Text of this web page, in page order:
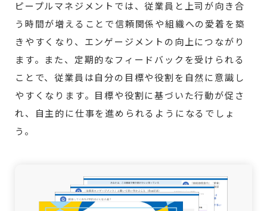
ピープルマネジメントでは、従業員と上司が向き合
う時間が増えることで信頼関係や組織への愛着を築
きやすくなり、エンゲージメントの向上につながり
ます。また、定期的なフィードバックを受けられる
ことで、従業員は自分の目標や役割を自然に意識し
やすくなります。目標や役割に基づいた行動が促さ
れ、自主的に仕事を進められるようになるでしょ
う。